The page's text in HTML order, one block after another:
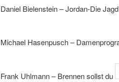
Daniel Bielenstein – Jordan-Die Jagd
Michael Hasenpusch –
Frank Uhlmann – Brennen sollst du